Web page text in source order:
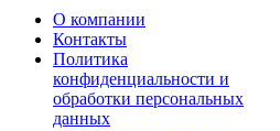
О компании
Контакты
Политика
конфиденциальности и
обработки персональных
данных